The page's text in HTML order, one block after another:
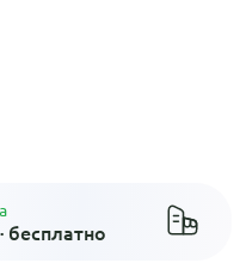
бесплатно